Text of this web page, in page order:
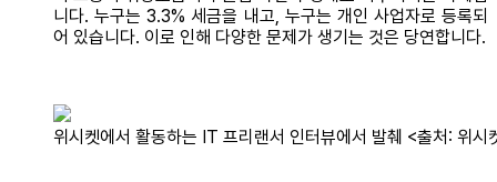
니다. 누구는 3.3% 세금을 내고, 누구는 개인 사업자로 등록되
어 있습니다. 이로 인해 다양한 문제가 생기는 것은 당연합니다.
위시켓에서 활동하는 IT 프리랜서 인터뷰에서 발췌 <출처: 위시